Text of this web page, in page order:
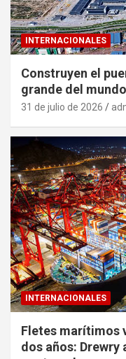
INTERNACIONALES
Construyen el
grande del mundo
31 de julio de 2026
INTERNACIONALES
Fletes marítimos
dos años: Drewry